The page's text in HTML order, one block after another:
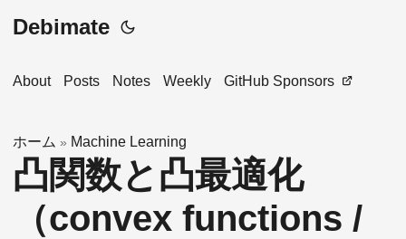
Debimate
About Posts Notes Weekly GitHub Sponsors
ホーム » Machine Learning
凸関数と凸最適化
（convex functions /